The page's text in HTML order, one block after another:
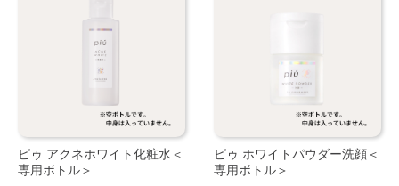
ピゥ アクネホワイト化粧水＜
専用ボトル＞
ピゥ ホワイトパウダー洗顔＜
専用ボトル＞